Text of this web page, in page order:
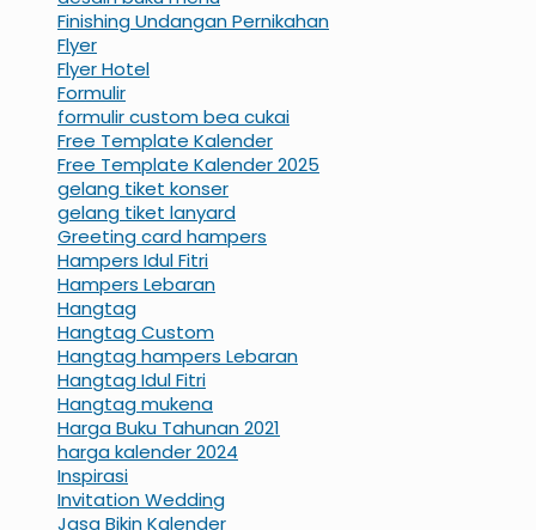
Finishing Undangan Pernikahan
Flyer
Flyer Hotel
Formulir
formulir custom bea cukai
Free Template Kalender
Free Template Kalender 2025
gelang tiket konser
gelang tiket lanyard
Greeting card hampers
Hampers Idul Fitri
Hampers Lebaran
Hangtag
Hangtag Custom
Hangtag hampers Lebaran
Hangtag Idul Fitri
Hangtag mukena
Harga Buku Tahunan 2021
harga kalender 2024
Inspirasi
Invitation Wedding
Jasa Bikin Kalender